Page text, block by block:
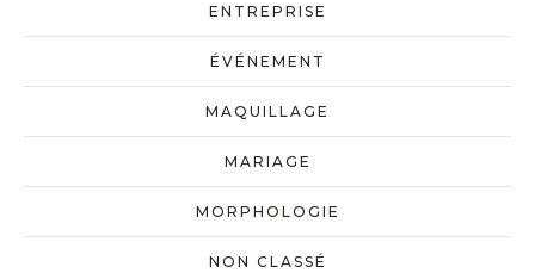
ENTREPRISE
ÉVÉNEMENT
MAQUILLAGE
MARIAGE
MORPHOLOGIE
NON CLASSÉ